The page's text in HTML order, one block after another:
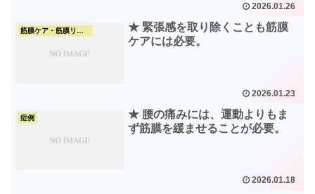
2026.01.26
★ 緊張感を取り除くことも筋膜
ケアには必要。
2026.01.23
症例
★ 腰の痛みには、運動よりもま
ず筋膜を緩ませることが必要。
2026.01.18